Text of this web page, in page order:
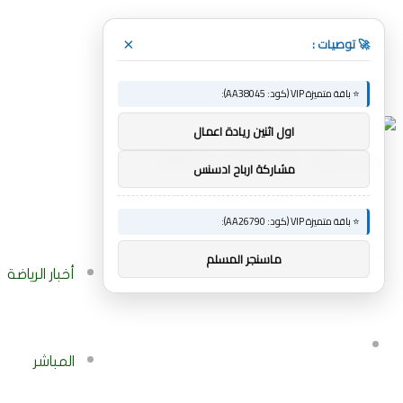
القائمة
عن
أخبار الرياضة
المباشر
🚀 توصيات : ×
⭐ باقة متميزة VIP (كود: AA38045):
اول اثنين ريادة اعمال
مشاركة ارباح ادسنس
⭐ باقة متميزة VIP (كود: AA26790):
ماسنجر المسلم